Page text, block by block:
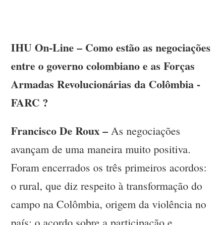
IHU On-Line – Como estão as negociações
entre o governo colombiano e as Forças
Armadas Revolucionárias da Colômbia -
FARC ?
Francisco De Roux – As negociações
avançam de uma maneira muito positiva.
Foram encerrados os três primeiros acordos:
o rural, que diz respeito à transformação do
campo na Colômbia, origem da violência no